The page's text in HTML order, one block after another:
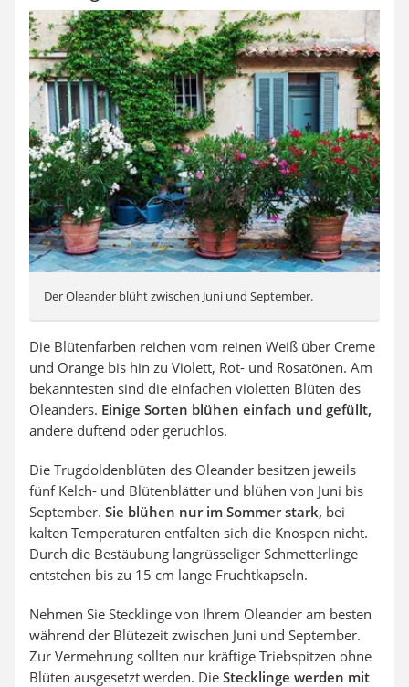
Der Oleander blüht zwischen Juni und September.
Die Blütenfarben reichen vom reinen Weiß über Creme
und Orange bis hin zu Violett, Rot- und Rosatönen. Am
bekanntesten sind die einfachen violetten Blüten des
Oleanders. Einige Sorten blühen einfach und gefüllt,
andere duftend oder geruchlos.
Die Trugdoldenblüten des Oleander besitzen jeweils
fünf Kelch- und Blütenblätter und blühen von Juni bis
September. Sie blühen nur im Sommer stark, bei
kalten Temperaturen entfalten sich die Knospen nicht.
Durch die Bestäubung langrüsseliger Schmetterlinge
entstehen bis zu 15 cm lange Fruchtkapseln.
Nehmen Sie Stecklinge von Ihrem Oleander am besten
während der Blütezeit zwischen Juni und September.
Zur Vermehrung sollten nur kräftige Triebspitzen ohne
Blüten ausgesetzt werden. Die Stecklinge werden mit